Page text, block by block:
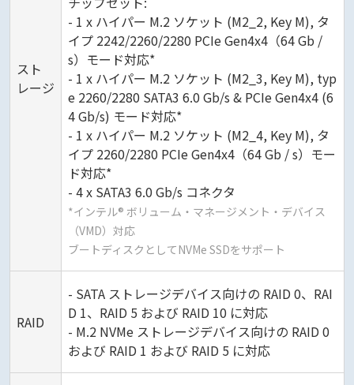
スト
レージ
- 1 x ハイパー M.2 ソケット (M2_2, Key M), タ
イプ 2242/2260/2280 PCIe Gen4x4（64 Gb /
s）モード対応*
- 1 x ハイパー M.2 ソケット (M2_3, Key M), typ
e 2260/2280 SATA3 6.0 Gb/s & PCIe Gen4x4 (6
4 Gb/s) モード対応*
- 1 x ハイパー M.2 ソケット (M2_4, Key M), タ
イプ 2260/2280 PCIe Gen4x4（64 Gb / s）モー
ド対応*
- 4 x SATA3 6.0 Gb/s コネクタ
*インテル® ボリューム・マネージメント・デバイス
（VMD）対応
ブートディスクとしてNVMe SSDをサポート
RAID
- SATA ストレージデバイス向けの RAID 0、RAI
D 1、RAID 5 および RAID 10 に対応
- M.2 NVMe ストレージデバイス向けの RAID 0
および RAID 1 および RAID 5 に対応